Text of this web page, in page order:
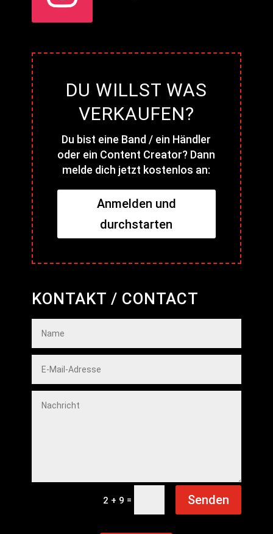
DU WILLST WAS
VERKAUFEN?
Du bist eine Band / ein Händler
oder ein Content Creator? Dann
melde dich jetzt kostenlos an:
Anmelden und
durchstarten
KONTAKT / CONTACT
2 + 9 = Senden